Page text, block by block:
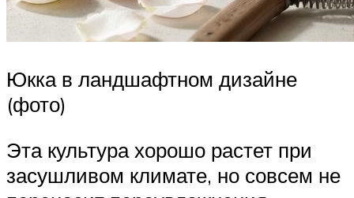
Юкка в ландшафтном дизайне
(фото)
Эта культура хорошо растет при
засушливом климате, но совсем не